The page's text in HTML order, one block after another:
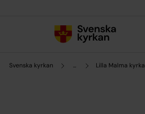
Svenska kyrkan ... Lilla Malma kyrka